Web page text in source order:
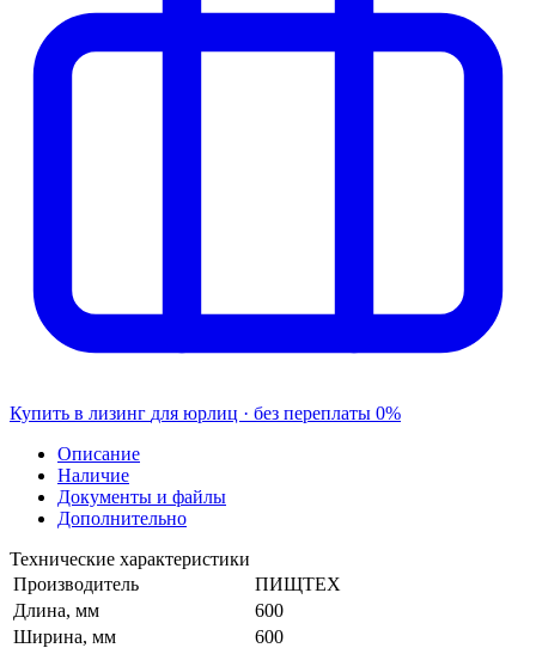
Купить в лизинг для юрлиц · без переплаты 0%
Описание
Наличие
Документы и файлы
Дополнительно
Технические характеристики
Производитель
ПИЩТЕХ
Длина, мм
600
Ширина, мм
600